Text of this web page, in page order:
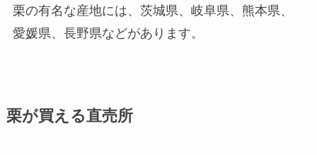
栗の有名な産地には、茨城県、岐阜県、熊本県、
愛媛県、長野県などがあります。
栗が買える直売所